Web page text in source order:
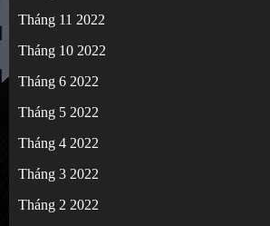
Tháng 11 2022
Tháng 10 2022
Tháng 6 2022
Tháng 5 2022
Tháng 4 2022
Tháng 3 2022
Tháng 2 2022